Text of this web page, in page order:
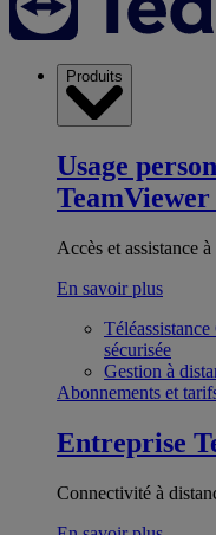
Produits
Usage
TeamViewer
Accès et assistance
En savoir plus
Téléassistance
sécurisée
Gestion à
Abonnements et
Entreprise
Connectivité à